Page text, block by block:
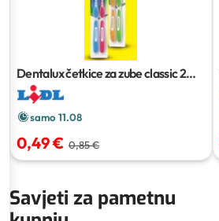
Dentalux četkice za zube classic2
kom
samo 11.08
0,49 € 0,85 €
Savjeti za pametnu